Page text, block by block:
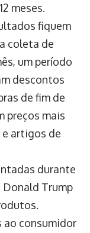
meses.
fiquem
coleta de
um período
descontos
de fim de
preços mais
artigos de
durante
Trump
ao consumidor